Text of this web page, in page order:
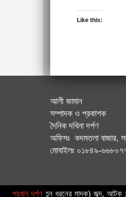
Like this:
আলী জামান
সম্পাদক ও প্রকাশক
দৈনিক দখিনা দর্পণ
অফিসঃ কদমতলা বাজার,
মোবাইলঃ ০১৮৪৯-
প্রধান দর্পণ
‘কুশ’ (নতুন ধরনের মাদক) জব্দ, আটক ১ ||